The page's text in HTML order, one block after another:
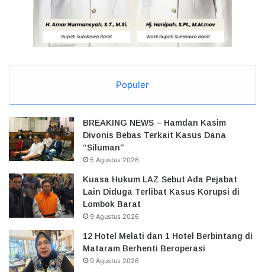
Populer
BREAKING NEWS – Hamdan Kasim
Divonis Bebas Terkait Kasus Dana
“Siluman”
5 Agustus 2026
Kuasa Hukum LAZ Sebut Ada Pejabat
Lain Diduga Terlibat Kasus Korupsi di
Lombok Barat
9 Agustus 2026
12 Hotel Melati dan 1 Hotel Berbintang di
Mataram Berhenti Beroperasi
9 Agustus 2026